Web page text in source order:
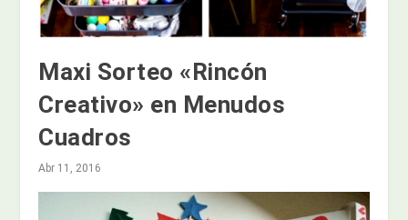
Maxi Sorteo «Rincón
Creativo» en Menudos
Cuadros
Abr 11, 2016